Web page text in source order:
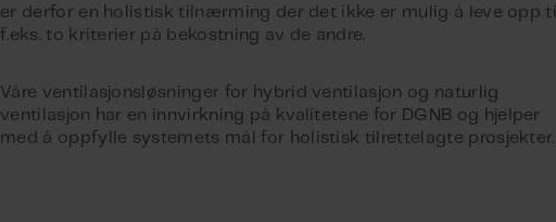
er derfor en holistisk tilnærming der det ikke er mulig å leve opp til
f.eks. to kriterier på bekostning av de andre.
Våre ventilasjonsløsninger for hybrid ventilasjon og naturlig
ventilasjon har en innvirkning på kvalitetene for DGNB og hjelper
med å oppfylle systemets mål for holistisk tilrettelagte prosjekter.